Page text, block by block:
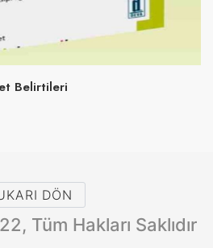
Belirtileri
DÖN
Tüm Hakları Saklıdır